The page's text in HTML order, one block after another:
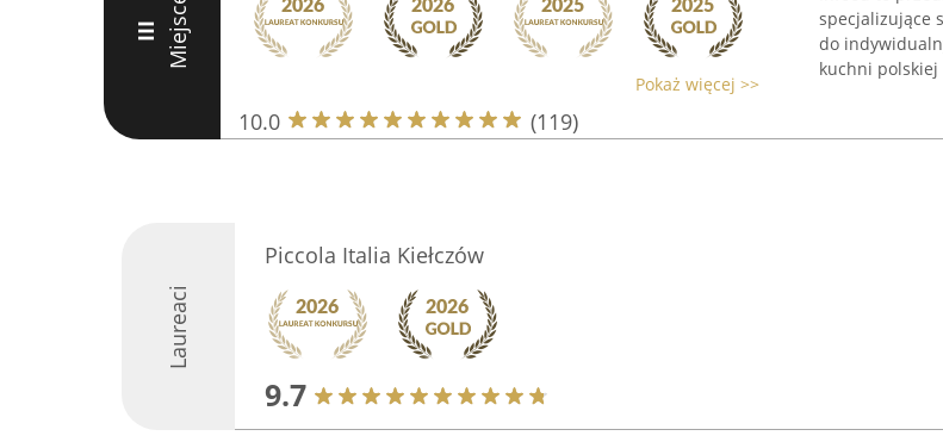
III Miejsce
Pokaż więcej >>
10.0 (119)
specjalizujące
do
kuchni polskiej
Laureaci
Piccola Italia Kiełczów
9.7